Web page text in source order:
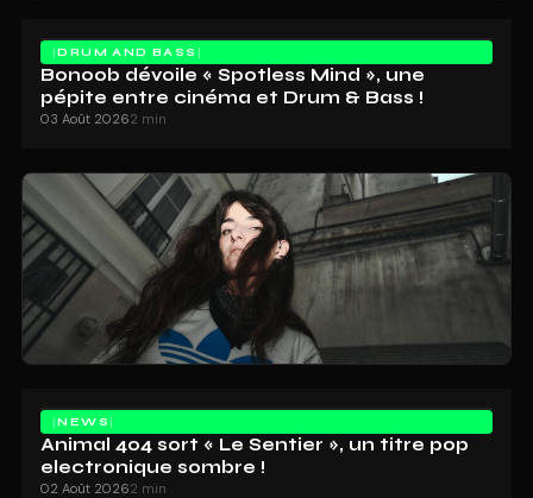
DRUM AND BASS
Bonoob dévoile « Spotless Mind », une
pépite entre cinéma et Drum & Bass !
03 Août 20262 min
NEWS
Animal 404 sort « Le Sentier », un titre pop
electronique sombre !
02 Août 20262 min